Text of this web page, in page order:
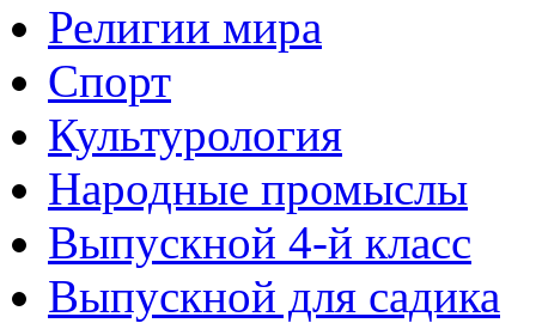
Религии мира
Спорт
Культурология
Народные промыслы
Выпускной 4-й класс
Выпускной для садика